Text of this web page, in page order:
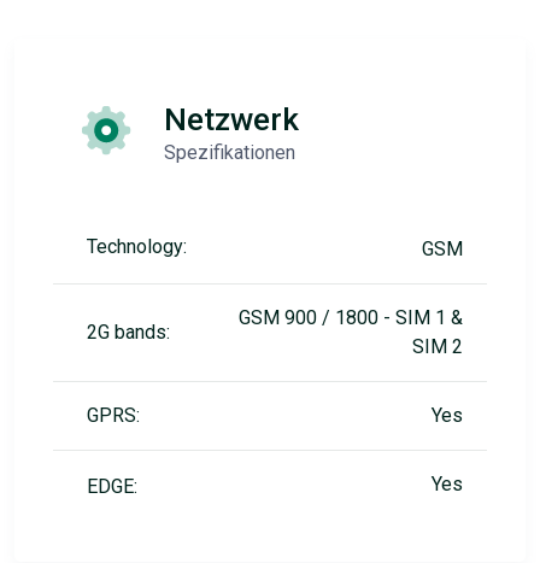
Netzwerk
Spezifikationen
Technology: GSM
2G bands:
GSM 900 / 1800 - SIM 1 &
SIM 2
GPRS: Yes
EDGE: Yes